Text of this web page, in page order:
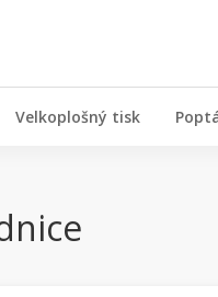
Velkoplošný tisk